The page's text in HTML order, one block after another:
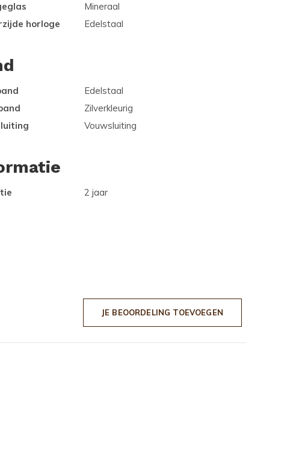
Mineraal
horloge
Edelstaal
Edelstaal
Zilverkleurig
Vouwsluiting
2 jaar
JE BEOORDELING TOEVOEGEN